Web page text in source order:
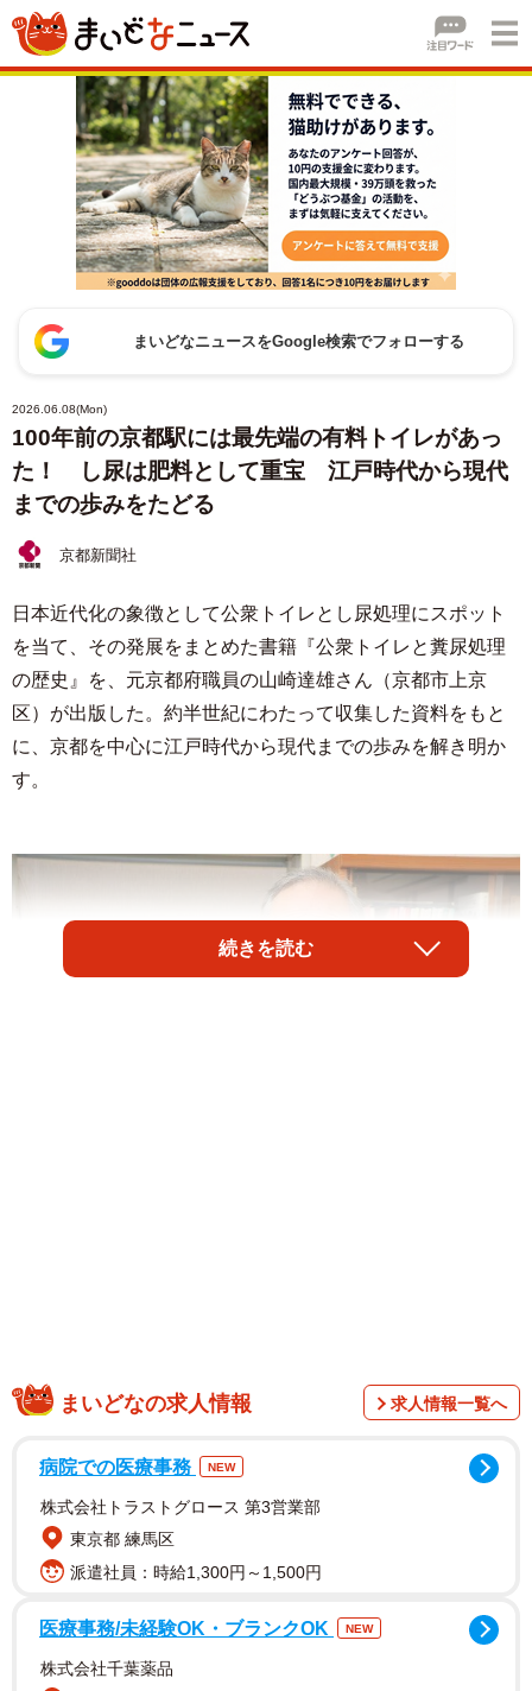
まいどなニュースをGoogle検索でフォローする
2026.06.08(Mon)
100年前の京都駅には最先端の有料トイレがあっ
た！ し尿は肥料として重宝 江戸時代から現代
までの歩みをたどる
京都新聞社
日本近代化の象徴として公衆トイレとし尿処理にスポット
を当て、その発展をまとめた書籍『公衆トイレと糞尿処理
の歴史』を、元京都府職員の山崎達雄さん（京都市上京
区）が出版した。約半世紀にわたって収集した資料をもと
に、京都を中心に江戸時代から現代までの歩みを解き明か
す。
山崎さんは京都大卒業後、1972年に府庁入り。環境政策監
や府立大事務局長などを歴任し、2008～12年に亀岡市副市
長を務めて退任した。元々歴史好きだったこともあり、在
続きを読む
まいどなの求人情報 求人情報一覧へ
病院での医療事務 NEW
株式会社トラストグロース 第3営業部
東京都 練馬区
派遣社員：時給1,300円～1,500円
医療事務/未経験OK・ブランクOK NEW
株式会社千葉薬品